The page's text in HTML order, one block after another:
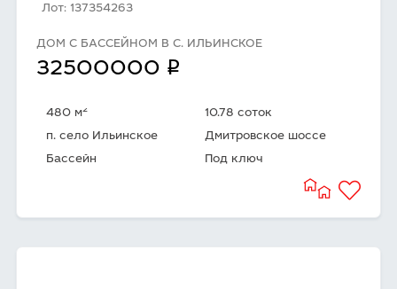
Лот: 137354263
ДОМ С БАССЕЙНОМ В С. ИЛЬИНСКОЕ
32500000 q
480 м2
10.78 соток
п. село Ильинское
Дмитровское шоссе
Бассейн
Под ключ